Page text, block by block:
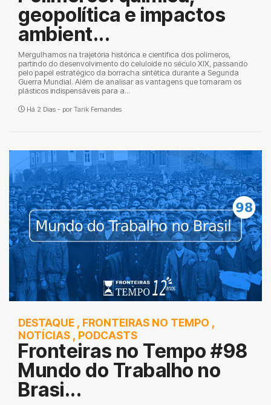
geopolítica e impactos
ambient...
Mergulhamos na trajetória histórica e científica dos polímeros,
partindo do desenvolvimento do celuloide no século XIX, passando
pelo papel estratégico da borracha sintética durante a Segunda
Guerra Mundial. Além de analisar as vantagens que tornaram os
plásticos indispensáveis para a...
Há 2 Dias - por Tarik Fernandes
DESTAQUE , FRONTEIRAS NO TEMPO ,
NOTÍCIAS , PODCASTS
Fronteiras no Tempo #98
Mundo do Trabalho no
Brasi...